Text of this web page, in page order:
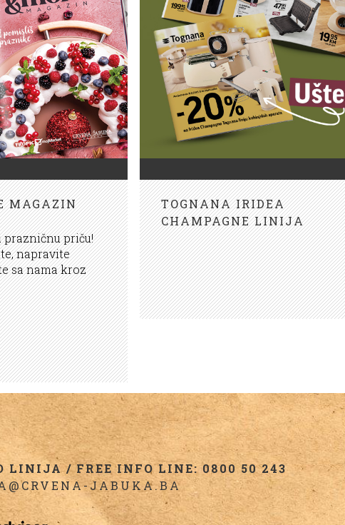
MAGAZIN
prazničnu priču!
napravite
sa nama kroz
TOGNANA IRIDEA
CHAMPAGNE LINIJA
LINIJA / FREE INFO LINE: 0800 50 243
JABUKA.BA